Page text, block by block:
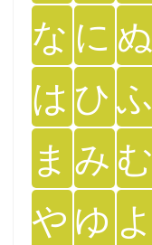
な に ぬ
は ひふ
ま み む
や ゆ よ